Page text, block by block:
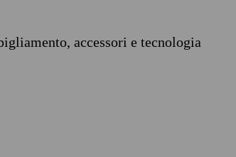
accessori e tecnologia